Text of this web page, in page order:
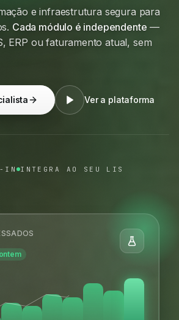
e infraestrutura segura para
Cada módulo é independente —
ERP ou faturamento atual, sem
Ver a plataforma
IN INTEGRA AO SEU LIS